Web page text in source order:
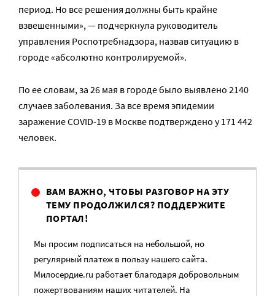
период. Но все решения должны быть крайне
взвешенными», — подчеркнула руководитель
управления Роспотребнадзора, назвав ситуацию в
городе «абсолютно контролируемой».
По ее словам, за 26 мая в городе было выявлено 2140
случаев заболевания. За все время эпидемии
заражение COVID-19 в Москве подтверждено у 171 442
человек.
ВАМ ВАЖНО, ЧТОБЫ РАЗГОВОР НА ЭТУ
ТЕМУ ПРОДОЛЖИЛСЯ? ПОДДЕРЖИТЕ
ПОРТАЛ!
Мы просим подписаться на небольшой, но
регулярный платеж в пользу нашего сайта.
Милосердие.ru работает благодаря добровольным
пожертвованиям наших читателей. На